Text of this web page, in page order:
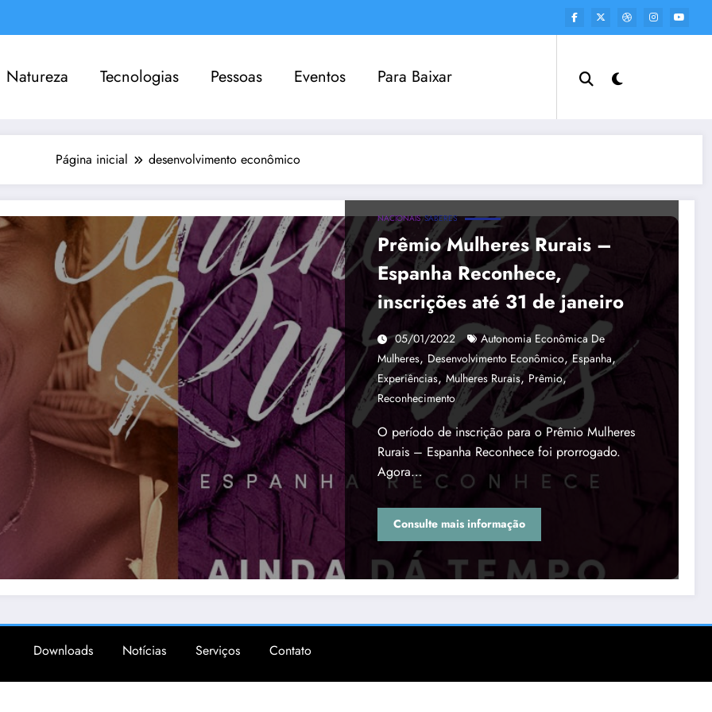
Natureza Tecnologias Pessoas Eventos Para Baixar
Página inicial desenvolvimento econômico
NACIONAIS SABERES
Prêmio Mulheres Rurais –
Espanha Reconhece,
inscrições até 31 de janeiro
05/01/2022
Autonomia Econômica De
Mulheres, Desenvolvimento Econômico,Espanha,
Experiências, Mulheres Rurais, Prêmio,
Reconhecimento
O período de inscrição para o Prêmio Mulheres
Rurais – Espanha Reconhece foi prorrogado.
Agora…
Consulte mais informação
Downloads Notícias Serviços Contato